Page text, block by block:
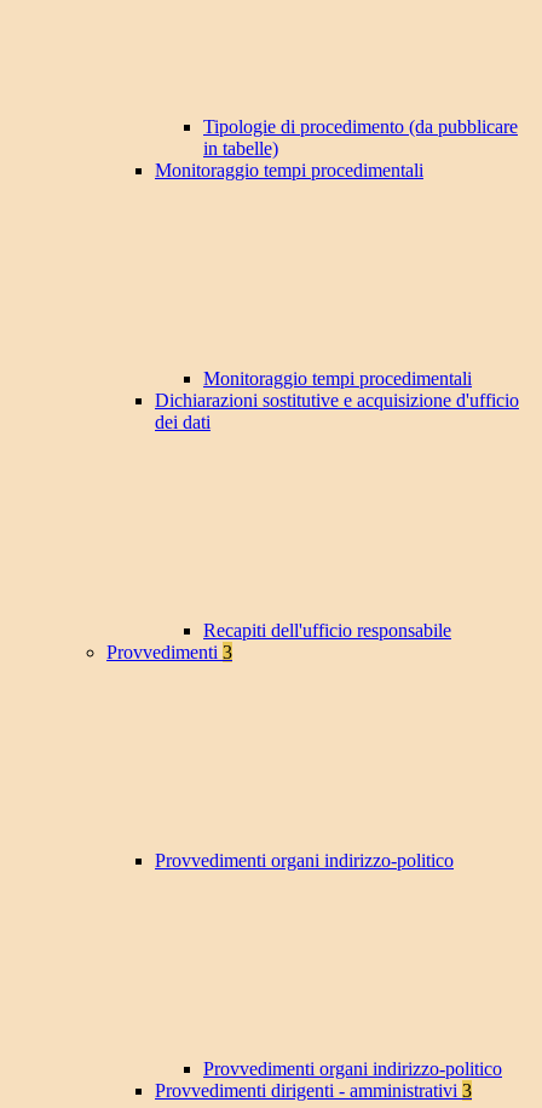
Tipologie di procedimento (da pubblicare
in tabelle)
Monitoraggio tempi procedimentali
Monitoraggio tempi procedimentali
Dichiarazioni sostitutive e acquisizione d'ufficio
dei dati
Recapiti dell'ufficio responsabile
Provvedimenti 3
Provvedimenti organi indirizzo-politico
Provvedimenti organi indirizzo-politico
Provvedimenti dirigenti - amministrativi 3